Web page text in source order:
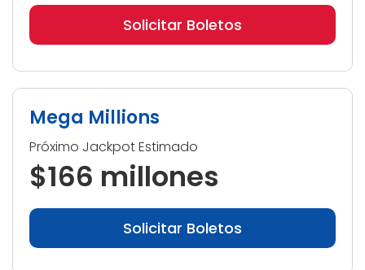
Solicitar Boletos
Mega Millions
Próximo Jackpot Estimado
$166 millones
Solicitar Boletos